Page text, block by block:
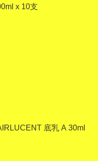
x 10支
底乳 A 30ml